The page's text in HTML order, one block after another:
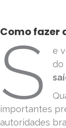
Como fazer
S
e
do
importantes
autoridades